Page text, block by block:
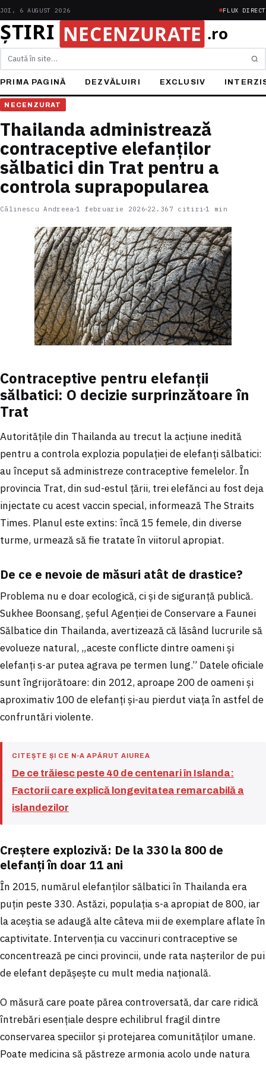
JOI, 6 AUGUST 2026 FLUX DIRECT
Caută
PRIMA PAGINĂ DEZVĂLUIRI EXCLUSIV
NECENZURAT
Thailanda administrează
contraceptive elefanților
sălbatici din Trat pentru a
controla suprapopularea
Călinescu Andreea 1 februarie 2026 22.367 citiri 1 min
Contraceptive pentru elefanții
sălbatici: O decizie surprinzătoare în
Trat
Autoritățile din Thailanda au trecut la acțiune inedită
pentru a controla explozia populației de elefanți sălbatici:
au început să administreze contraceptive femelelor. În
provincia Trat, din sud-estul țării, trei elefănci au fost deja
injectate cu acest vaccin special, informează The Straits
Times. Planul este extins: încă 15 femele, din diverse
turme, urmează să fie tratate în viitorul apropiat.
De ce e nevoie de măsuri atât de drastice?
Problema nu e doar ecologică, ci și de siguranță publică.
Sukhee Boonsang, șeful Agenției de Conservare a Faunei
Sălbatice din Thailanda, avertizează că lăsând lucrurile să
evolueze natural, „aceste conflicte dintre oameni și
elefanți s-ar putea agrava pe termen lung.” Datele oficiale
sunt îngrijorătoare: din 2012, aproape 200 de oameni și
aproximativ 100 de elefanți și-au pierdut viața în astfel de
confruntări violente.
CITEȘTE ȘI CE N-A APĂRUT AIUREA
De ce trăiesc peste 40 de centenari în Islanda:
Factorii care explică longevitatea remarcabilă a
islandezilor
Creștere explozivă: De la 330 la 800 de
elefanți în doar 11 ani
În 2015, numărul elefanților sălbatici în Thailanda era
puțin peste 330. Astăzi, populația s-a apropiat de 800, iar
la aceștia se adaugă alte câteva mii de exemplare aflate în
captivitate. Intervenția cu vaccinuri contraceptive se
concentrează pe cinci provincii, unde rata nașterilor de pui
de elefant depășește cu mult media națională.
O măsură care poate părea controversată, dar care ridică
întrebări esențiale despre echilibrul fragil dintre
conservarea speciilor și protejarea comunităților umane.
Poate medicina să păstreze armonia acolo unde natura